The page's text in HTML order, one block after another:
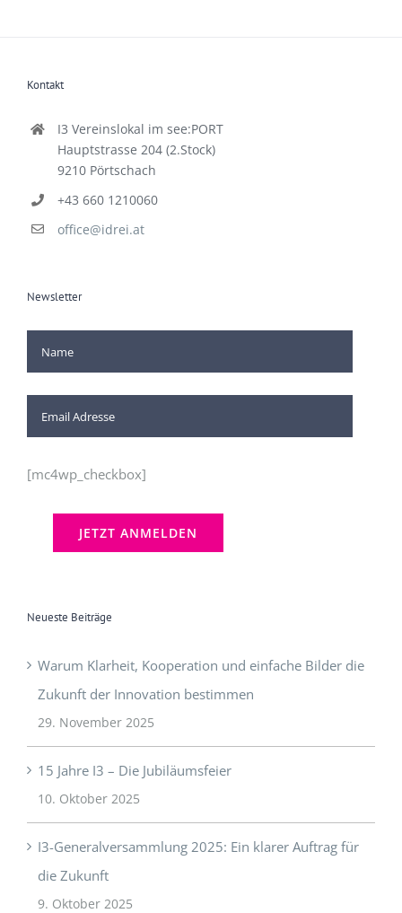
Kontakt
Hauptstrasse 204 (2.Stock)
9210 Pörtschach
Newsletter
[mc4wp_checkbox]
Neueste Beiträge
Warum Klarheit, Kooperation und einfache Bilder die
Zukunft der Innovation bestimmen
29. November 2025
15 Jahre I3 – Die Jubiläumsfeier
10. Oktober 2025
I3-Generalversammlung 2025: Ein klarer Auftrag für